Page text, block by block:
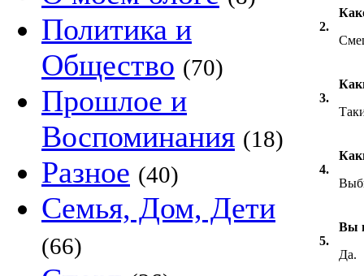
Политика и
Общество (70)
Прошлое и
Воспоминания (18)
Разное (40)
Семья, Дом, Дети
(66)
2.
3.
4.
5.
Вы
Да.